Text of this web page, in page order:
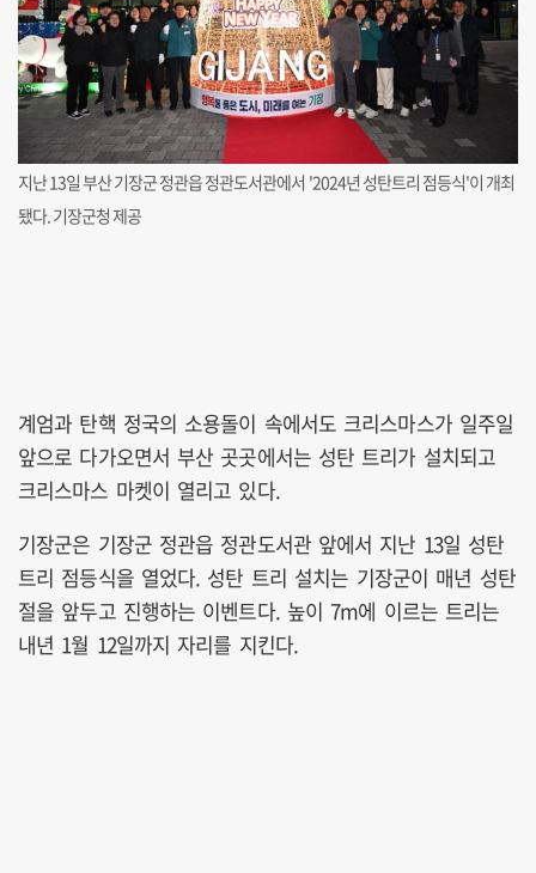
지난 13일 부산 기장군 정관읍 정관도서관에서 '2024년 성탄트리 점등식'이 개최
됐다. 기장군청 제공
계엄과 탄핵 정국의 소용돌이 속에서도 크리스마스가 일주일
앞으로 다가오면서 부산 곳곳에서는 성탄 트리가 설치되고
크리스마스 마켓이 열리고 있다.
기장군은 기장군 정관읍 정관도서관 앞에서 지난 13일 성탄
트리 점등식을 열었다. 성탄 트리 설치는 기장군이 매년 성탄
절을 앞두고 진행하는 이벤트다. 높이 7m에 이르는 트리는
내년 1월 12일까지 자리를 지킨다.